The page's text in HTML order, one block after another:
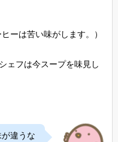
ーは苦い味がします。）
ェフは今スープを味見し
が違うな